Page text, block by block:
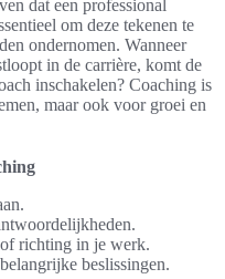
dat een professional
om deze tekenen te
ondernomen. Wanneer
in de carrière, komt de
inschakelen? Coaching is
maar ook voor groei en
richting in je werk.
beslissingen.